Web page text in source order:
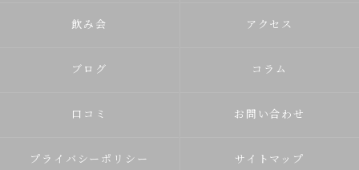
飲み会 アクセス
ブログ コラム
口コミ お問い合わせ
プライバシーポリシー サイトマップ